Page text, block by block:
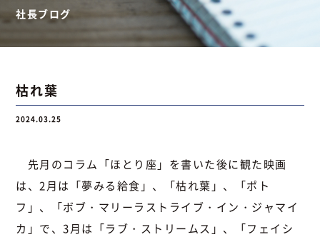
お問い合わせ
社長ブログ
枯れ葉
2024.03.25
先月のコラム「ほとり座」を書いた後に観た映画
は、2月は「夢みる給食」、「枯れ葉」、「ポト
フ」、「ボブ・マリーラストライブ・イン・ジャマイ
カ」で、3月は「ラブ・ストリームス」、「フェイシ